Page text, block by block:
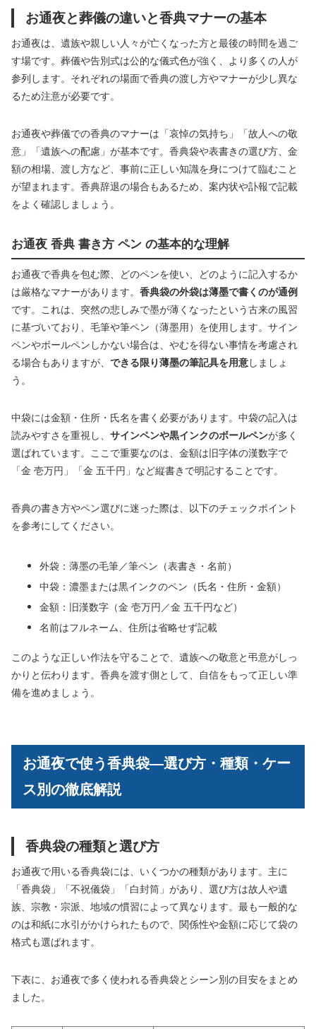
お通夜と葬儀の違いと香典マナーの基本
お通夜は、遺族や親しい人々が亡くなった方と最後の時間を過ご
す場です。葬儀や告別式は公的な儀式色が強く、より多くの人が
参列します。それぞれの場面で香典の渡し方やマナーが少し異な
るため注意が必要です。
お通夜や葬儀での香典のマナーは「哀悼の気持ち」「故人への敬
意」「遺族への配慮」が基本です。香典袋や表書きの選び方、金
額の相場、渡し方など、事前に正しい知識を身につけて臨むこと
が望まれます。香典辞退の場合もあるため、案内状や訃報で記載
をよく確認しましょう。
お通夜 香典 書き方 ペン の基本的な理解
お通夜で香典を包む際、どのペンを使い、どのように記入するか
は厳格なマナーがあります。 香典袋の外袋は薄墨で書くのが通例
です。これは、突然の悲しみで墨が薄くなったという古来の風習
に基づいており、毛筆や筆ペン（薄墨用）を使用します。サイン
ペンやボールペンしかない場合は、やむを得ない事情を考慮され
る場合もありますが、 できる限り薄墨の筆記具を用意しましょ
う。
中袋には金額・住所・氏名を書く必要があります。中袋の記入は
読みやすさを重視し、 サインペンや黒インクのボールペンが多く
選ばれています。ここで重要なのは、金額は旧字体の漢数字で
「金 壱万円」「金 五千円」など縦書きで明記することです。
香典の書き方やペン選びに迷った際は、以下のチェックポイント
を参考にしてください。
外袋：薄墨の毛筆／筆ペン（表書き・名前）
中袋：濃墨または黒インクのペン（氏名・住所・金額）
金額：旧漢数字（金 壱万円／金 五千円など）
名前はフルネーム、住所は省略せず記載
このような正しい作法を守ることで、遺族への敬意と弔意がしっ
かりと伝わります。香典を渡す側として、自信をもって正しい準
備を進めましょう。
お通夜で使う香典袋―選び方・種類・ケー
ス別の徹底解説
香典袋の種類と選び方
お通夜で用いる香典袋には、いくつかの種類があります。主に
「香典袋」「不祝儀袋」「白封筒」があり、選び方は故人や遺
族、宗教・宗派、地域の慣習によって異なります。最も一般的な
のは和紙に水引がかけられたもので、関係性や金額に応じて袋の
格式も選ばれます。
下表に、お通夜で多く使われる香典袋とシーン別の目安をまとめ
ました。